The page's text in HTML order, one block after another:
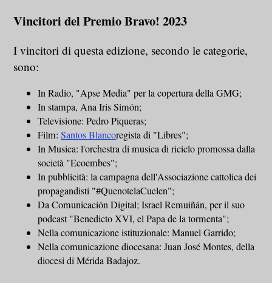
Vincitori del Premio Bravo! 2023
I vincitori di questa edizione, secondo le categorie,
sono:
In Radio, "Apse Media" per la copertura della GMG;
In stampa, Ana Iris Simón;
Televisione: Pedro Piqueras;
Film:Santos Blancoregista di "Libres";
In Musica: l'orchestra di musica di riciclo promossa dalla
società "Ecoembes";
In pubblicità: la campagna dell'Associazione cattolica dei
propagandisti "#QuenotelaCuelen";
Da Comunicación Digital; Israel Remuiñán, per il suo
podcast "Benedicto XVI, el Papa de la tormenta";
Nella comunicazione istituzionale: Manuel Garrido;
Nella comunicazione diocesana: Juan José Montes, della
diocesi di Mérida Badajoz.